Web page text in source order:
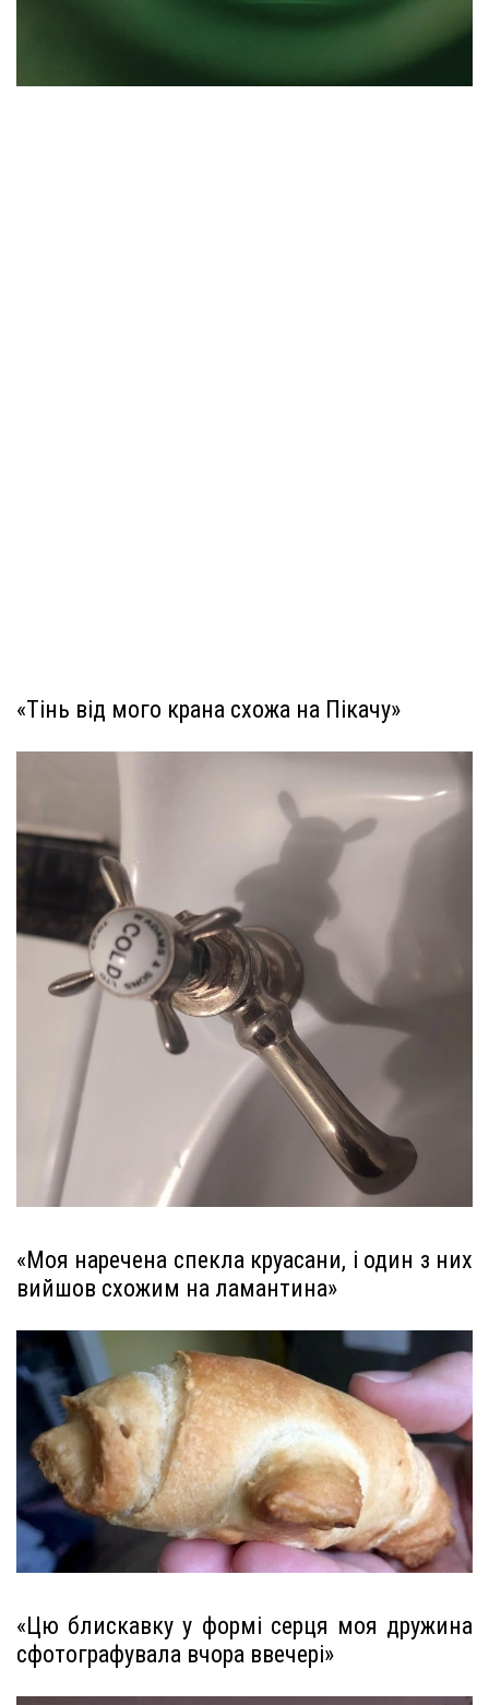
«Тінь від мого крана схожа на Пікачу»
«Моя наречена спекла круасани, і один з них
вийшов схожим на ламантина»
«Цю блискавку у формі серця моя дружина
сфотографувала вчора ввечері»